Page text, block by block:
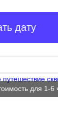
дату
для 1-6